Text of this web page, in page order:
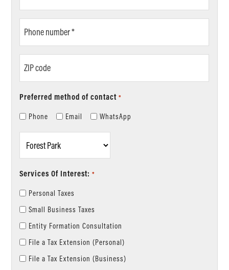
number
code
Preferred method of contact *
Phone Email WhatsApp
Services Of Interest: *
Personal Taxes
Small Business Taxes
Entity Formation Consultation
File a Tax Extension (Personal)
File a Tax Extension (Business)